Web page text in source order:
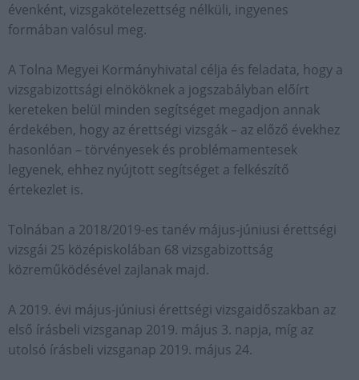
évenként, vizsgakötelezettség nélküli, ingyenes
formában valósul meg.
A Tolna Megyei Kormányhivatal célja és feladata, hogy a
vizsgabizottsági elnököknek a jogszabályban előírt
kereteken belül minden segítséget megadjon annak
érdekében, hogy az érettségi vizsgák – az előző évekhez
hasonlóan – törvényesek és problémamentesek
legyenek, ehhez nyújtott segítséget a felkészítő
értekezlet is.
Tolnában a 2018/2019-es tanév május-júniusi érettségi
vizsgái 25 középiskolában 68 vizsgabizottság
közreműködésével zajlanak majd.
A 2019. évi május-júniusi érettségi vizsgaidőszakban az
első írásbeli vizsganap 2019. május 3. napja, míg az
utolsó írásbeli vizsganap 2019. május 24.